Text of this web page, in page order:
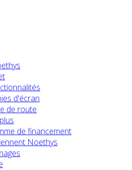
d'écran
de route
de financement
Noethys